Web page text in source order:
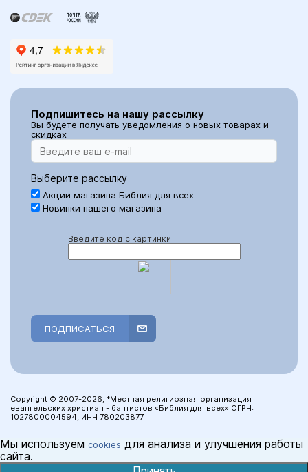
Подпишитесь на нашу рассылку
Вы будете получать уведомления о новых товарах и
скидках
Выберите рассылку
Акции магазина Библия для всех
Новинки нашего магазина
Введите код с картинки
ПОДПИСАТЬСЯ
Copyright © 2007-2026, *Местная религиозная организация
евангельских христиан - баптистов «Библия для всех» ОГРН:
1027800004594, ИНН 780203877
Мы используем cookies для анализа и улучшения работы
сайта.